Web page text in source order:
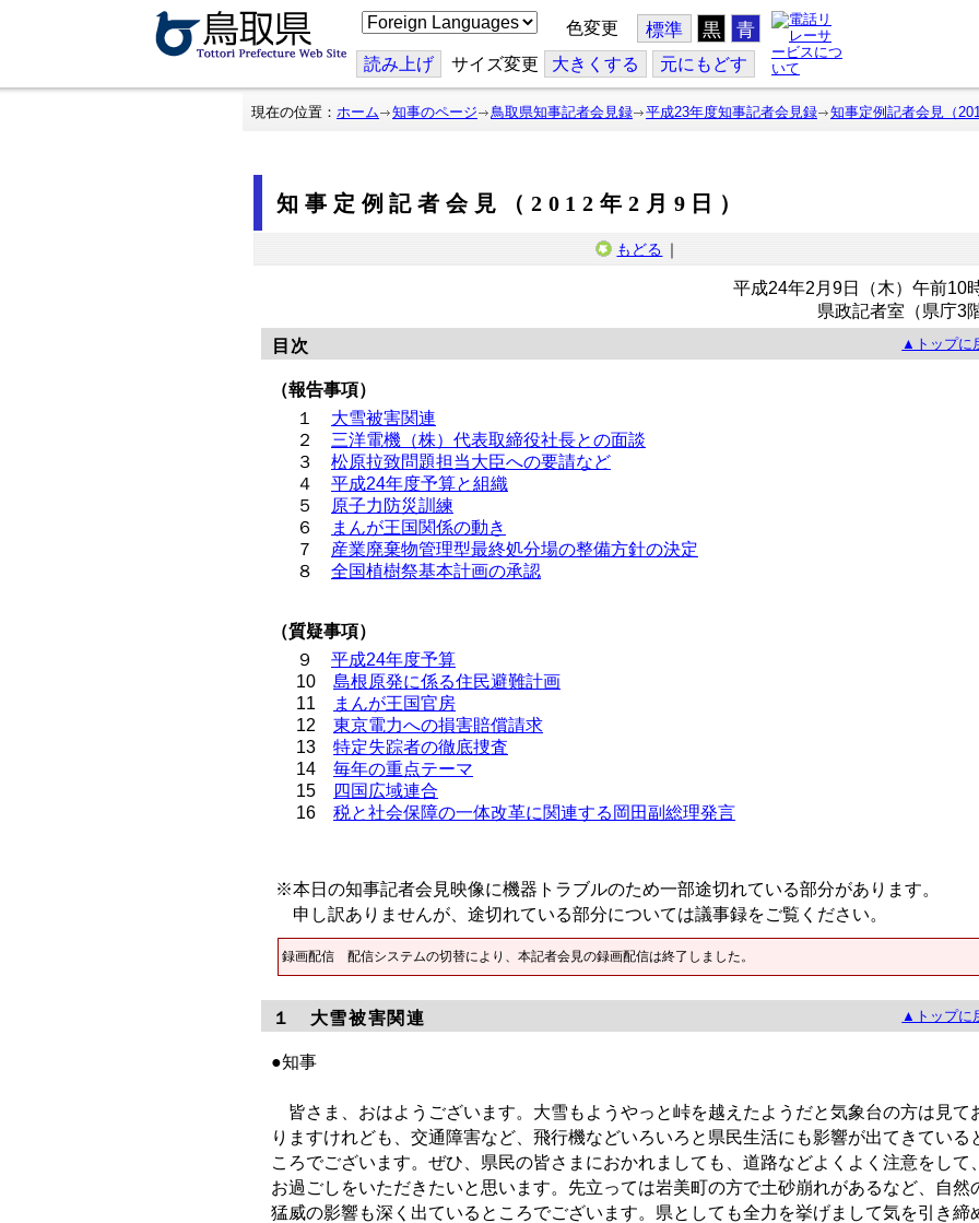
こ
の
ジ
を
翻
色変更 標準 黒 青
読み上げ サイズ変更 大きくする 元にもどす
現在の位置： ホーム 知事のページ 鳥取県知事記者会見録 平成23年度知事記者会見録 知事定例記者会見（
知事定例記者会見（2012年2月9日）
もどる ｜
平成24年2月9日（木）午前10
県政記者室（県庁3階
目次
▲トップに
（報告事項）
１ 大雪被害関連
２ 三洋電機（株）代表取締役社長との面談
３ 松原拉致問題担当大臣への要請など
４ 平成24年度予算と組織
５
原子力防災訓練
６
まんが王国関係の動き
７ 産業廃棄物管理型最終処分場の整備方針の決定
８ 全国植樹祭基本計画の承認
（質疑事項）
９ 平成24年度予算
10 島根原発に係る住民避難計画
11
まんが王国官房
12 東京電力への損害賠償請求
13 特定失踪者の徹底捜査
14 毎年の重点テーマ
15
四国広域連合
16 税と社会保障の一体改革に関連する岡田副総理発言
※本日の知事記者会見映像に機器トラブルのため一部途切れている部分があります。
申し訳ありませんが、途切れている部分については議事録をご覧ください。
録画配信 配信システムの切替により、本記者会見の録画配信は終了しました。
１ 大雪被害関連 ▲トップに
●知事
皆さま、おはようございます。大雪もようやっと峠を越えたようだと気象台の方は見て
りますけれども、交通障害など、飛行機などいろいろと県民生活にも影響が出てきている
ころでございます。ぜひ、県民の皆さまにおかれましても、道路などよくよく注意をして、
お過ごしをいただきたいと思います。先立っては岩美町の方で土砂崩れがあるなど、自然
猛威の影響も深く出ているところでございます。県としても全力を挙げまして気を引き締